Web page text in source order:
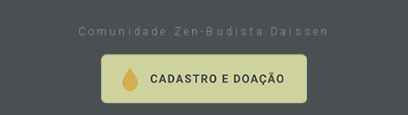
Comunidade Zen-Budista Daissen